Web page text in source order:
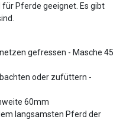
Pferde geeignet. Es gibt
gefressen - Masche 45
oder zufüttern -
60mm
langsamsten Pferd der